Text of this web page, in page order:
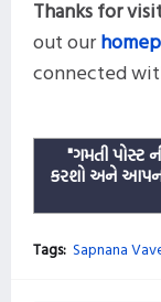
Thanks for
out our
connected
"ગમતી પોસ્ટ
કરશો અને
Tags: Sapnana